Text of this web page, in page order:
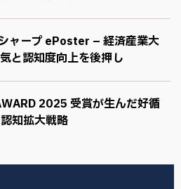
ャープ ePoster – 経済産業大
と認知度向上を後押し
2025 受賞が生んだ好循
知拡大戦略